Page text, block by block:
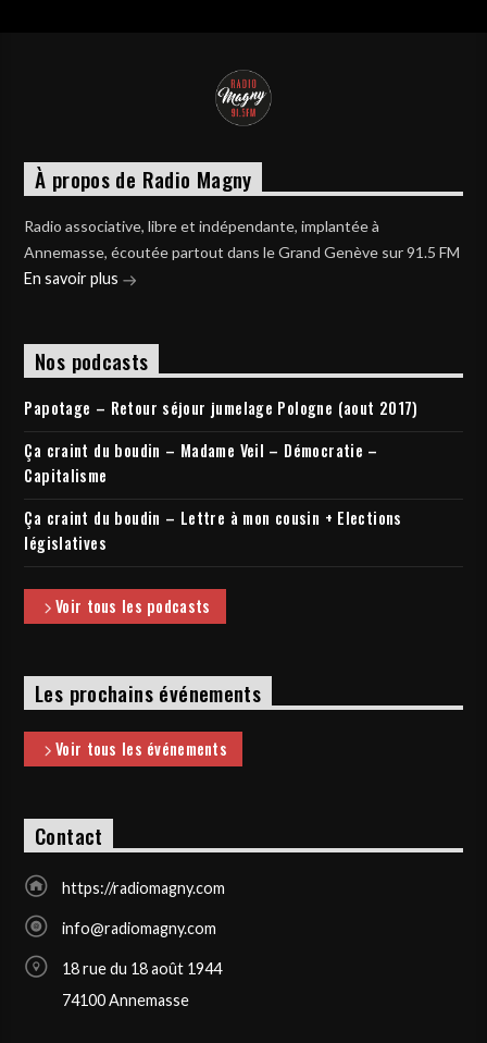
À propos de Radio Magny
Radio associative, libre et indépendante, implantée à
Annemasse, écoutée partout dans le Grand Genève sur 91.5 FM
En savoir plus
Nos podcasts
Papotage – Retour séjour jumelage Pologne (aout 2017)
Ça craint du boudin – Madame Veil – Démocratie –
Capitalisme
Ça craint du boudin – Lettre à mon cousin + Elections
législatives
Voir tous les podcasts
Les prochains événements
Voir tous les événements
Contact
https://radiomagny.com
info@radiomagny.com
18 rue du 18 août 1944
74100 Annemasse